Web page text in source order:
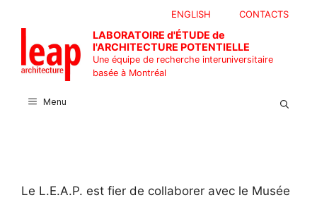
contenu
CONTACTS
ENGLISH
LABORATOIRE d'ÉTUDE de
l'ARCHITECTURE POTENTIELLE
Une équipe de recherche interuniversitaire
basée à Montréal
Menu
Le L.E.A.P. est fier de collaborer avec le Musée